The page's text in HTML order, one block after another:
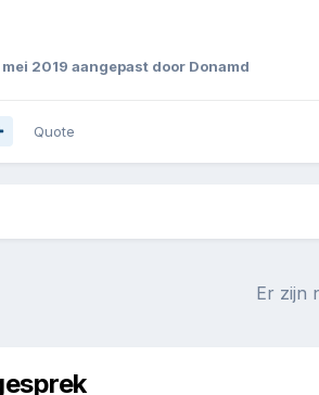
mei 2019 aangepast door Donamd
Quote
Er zijn